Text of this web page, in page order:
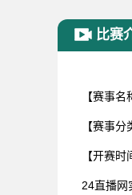
比赛
【赛事名
【赛事分
【开赛时
24直播网